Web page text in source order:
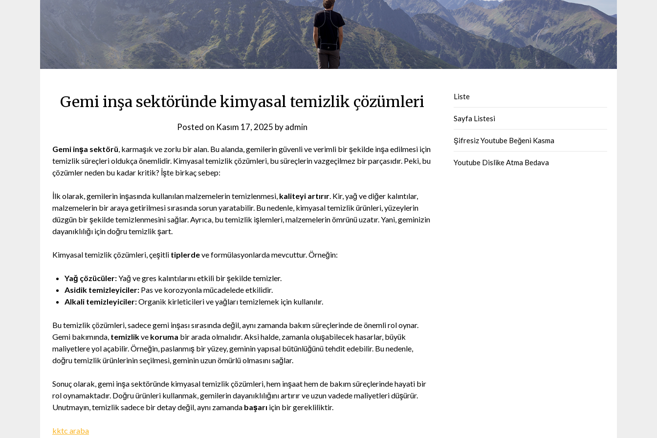
Gemi inşa sektöründe kimyasal temizlik çözümleri
Posted on Kasım 17, 2025 byadmin
Gemi inşa sektörü, karmaşık ve zorlu bir alan. Bu alanda, gemilerin güvenli ve verimli bir şekilde inşa edilmesi için
temizlik süreçleri oldukça önemlidir. Kimyasal temizlik çözümleri, bu süreçlerin vazgeçilmez bir parçasıdır. Peki, bu
çözümler neden bu kadar kritik? İşte birkaç sebep:
İlk olarak, gemilerin inşasında kullanılan malzemelerin temizlenmesi, kaliteyi artırır. Kir, yağ ve diğer kalıntılar,
malzemelerin bir araya getirilmesi sırasında sorun yaratabilir. Bu nedenle, kimyasal temizlik ürünleri, yüzeylerin
düzgün bir şekilde temizlenmesini sağlar. Ayrıca, bu temizlik işlemleri, malzemelerin ömrünü uzatır. Yani, geminizin
dayanıklılığı için doğru temizlik şart.
Kimyasal temizlik çözümleri, çeşitli tiplerdeve formülasyonlarda mevcuttur. Örneğin:
Yağ çözücüler:Yağ ve gres kalıntılarını etkili bir şekilde temizler.
Asidik temizleyiciler: Pas ve korozyonla mücadelede etkilidir.
Alkali temizleyiciler:Organik kirleticileri ve yağları temizlemek için kullanılır.
Bu temizlik çözümleri, sadece gemi inşası sırasında değil, aynı zamanda bakım süreçlerinde de önemli rol oynar.
Gemi bakımında, temizlikve koruma bir arada olmalıdır. Aksi halde, zamanla oluşabilecek hasarlar, büyük
maliyetlere yol açabilir. Örneğin, paslanmış bir yüzey, geminin yapısal bütünlüğünü tehdit edebilir. Bu nedenle,
doğru temizlik ürünlerinin seçilmesi, geminin uzun ömürlü olmasını sağlar.
Sonuç olarak, gemi inşa sektöründe kimyasal temizlik çözümleri, hem inşaat hem de bakım süreçlerinde hayati bir
rol oynamaktadır. Doğru ürünleri kullanmak, gemilerin dayanıklılığını artırır ve uzun vadede maliyetleri düşürür.
Unutmayın, temizlik sadece bir detay değil, aynı zamanda başarı için bir gerekliliktir.
kktc araba
Liste
Sayfa Listesi
Şifresiz Youtube Beğeni Kasma
Youtube Dislike Atma Bedava